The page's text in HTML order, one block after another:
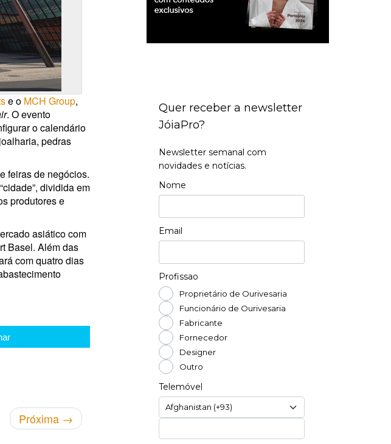
e o MCH Group,
. O evento
o calendário
pedras
feiras de negócios.
dividida em
produtores e
asiático com
Basel. Além das
com quatro dias
Próxima →